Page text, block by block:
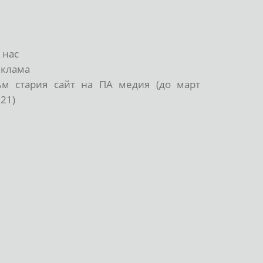
нас
стария сайт на ПА медия (до март